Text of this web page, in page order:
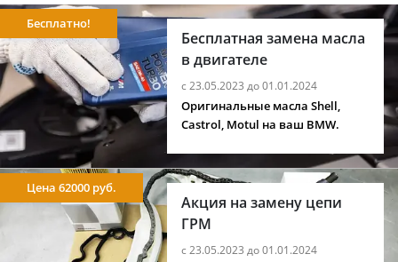
Бесплатная замена масла
в двигателе
с 23.05.2023 до 01.01.2024
Бесплатно!
Оригинальные масла Shell,
Castrol, Motul на ваш BMW.
Акция на замену цепи
ГРМ
с 23.05.2023 до 01.01.2024
Цена 62000 руб.